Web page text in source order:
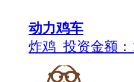
动力鸡车
炸鸡 投资金额：